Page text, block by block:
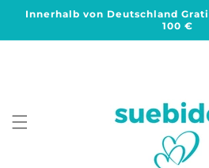
zum
Innerhalb von Deutschland
100 €